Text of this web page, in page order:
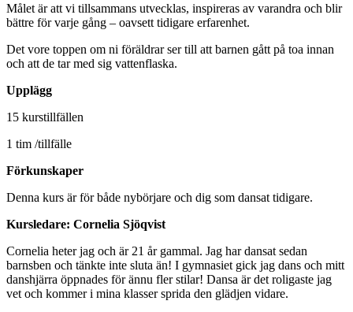
Målet är att vi tillsammans utvecklas, inspireras av varandra och blir
bättre för varje gång – oavsett tidigare erfarenhet.
Det vore toppen om ni föräldrar ser till att barnen gått på toa innan
och att de tar med sig vattenflaska.
Upplägg
15 kurstillfällen
1 tim /tillfälle
Förkunskaper
Denna kurs är för både nybörjare och dig som dansat tidigare.
Kursledare: Cornelia Sjöqvist
Cornelia heter jag och är 21 år gammal. Jag har dansat sedan
barnsben och tänkte inte sluta än! I gymnasiet gick jag dans och mitt
danshjärra öppnades för ännu fler stilar! Dansa är det roligaste jag
vet och kommer i mina klasser sprida den glädjen vidare.